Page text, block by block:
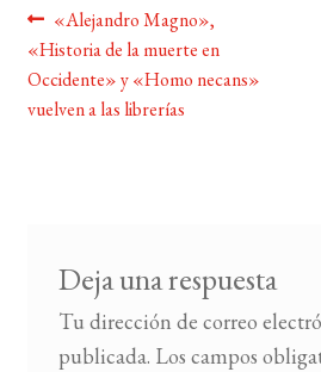
MI
Navegación
de
entradas
Anterior:
«Alejandro Magno»,
«Historia de la muerte en
Occidente» y «Homo necans»
vuelven a las librerías
Deja una respuesta
Tu dirección de correo
publicada. Los campos